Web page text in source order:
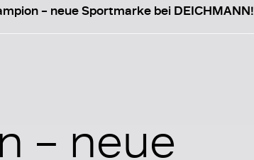
– neue Sportmarke bei DEICHMANN!
– neue